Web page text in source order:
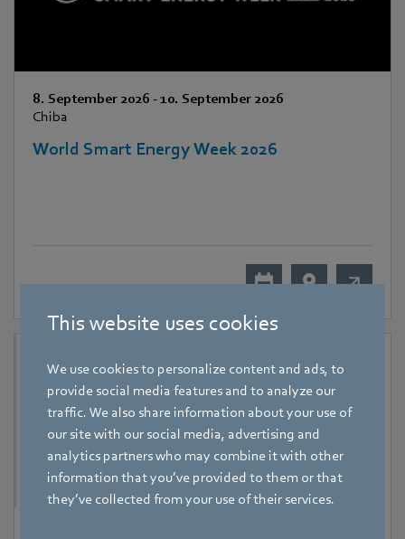
This website uses cookies
We use cookies to personalize content and ads, to
provide social media features and to analyze our
traffic. We also share information about your use of
our site with our social media, advertising and
analytics partners who may combine it with other
information that you’ve provided to them or that
they’ve collected from your use of their services.
8. September 2026 -10. September 2026
Chiba
World Smart Energy Week 2026